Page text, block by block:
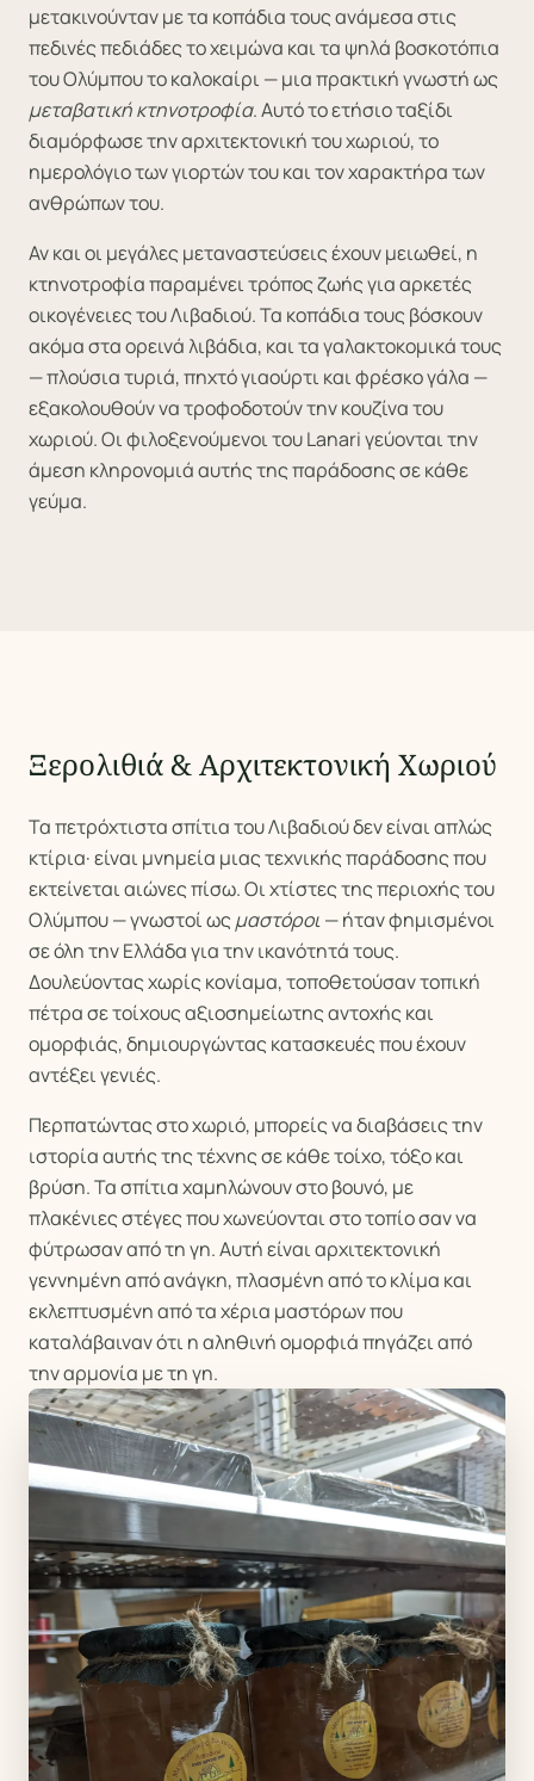
μετακινούνταν με τα κοπάδια τους ανάμεσα στις
πεδινές πεδιάδες το χειμώνα και τα ψηλά βοσκοτόπια
του Ολύμπου το καλοκαίρι — μια πρακτική γνωστή ως
μεταβατική κτηνοτροφία. Αυτό το ετήσιο ταξίδι
διαμόρφωσε την αρχιτεκτονική του χωριού, το
ημερολόγιο των γιορτών του και τον χαρακτήρα των
ανθρώπων του.
Αν και οι μεγάλες μεταναστεύσεις έχουν μειωθεί, η
κτηνοτροφία παραμένει τρόπος ζωής για αρκετές
οικογένειες του Λιβαδιού. Τα κοπάδια τους βόσκουν
ακόμα στα ορεινά λιβάδια, και τα γαλακτοκομικά τους
— πλούσια τυριά, πηχτό γιαούρτι και φρέσκο γάλα —
εξακολουθούν να τροφοδοτούν την κουζίνα του
χωριού. Οι φιλοξενούμενοι του Lanari γεύονται την
άμεση κληρονομιά αυτής της παράδοσης σε κάθε
γεύμα.
Ξερολιθιά & Αρχιτεκτονική Χωριού
Τα πετρόχτιστα σπίτια του Λιβαδιού δεν είναι απλώς
κτίρια· είναι μνημεία μιας τεχνικής παράδοσης που
εκτείνεται αιώνες πίσω. Οι χτίστες της περιοχής του
Ολύμπου — γνωστοί ως μαστόροι— ήταν φημισμένοι
σε όλη την Ελλάδα για την ικανότητά τους.
Δουλεύοντας χωρίς κονίαμα, τοποθετούσαν τοπική
πέτρα σε τοίχους αξιοσημείωτης αντοχής και
ομορφιάς, δημιουργώντας κατασκευές που έχουν
αντέξει γενιές.
Περπατώντας στο χωριό, μπορείς να διαβάσεις την
ιστορία αυτής της τέχνης σε κάθε τοίχο, τόξο και
βρύση. Τα σπίτια χαμηλώνουν στο βουνό, με
πλακένιες στέγες που χωνεύονται στο τοπίο σαν να
φύτρωσαν από τη γη. Αυτή είναι αρχιτεκτονική
γεννημένη από ανάγκη, πλασμένη από το κλίμα και
εκλεπτυσμένη από τα χέρια μαστόρων που
καταλάβαιναν ότι η αληθινή ομορφιά πηγάζει από
την αρμονία με τη γη.